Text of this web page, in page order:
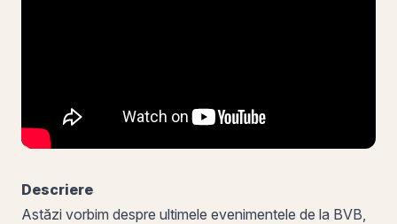
Descriere
Astăzi vorbim despre ultimele evenimentele de la BVB,